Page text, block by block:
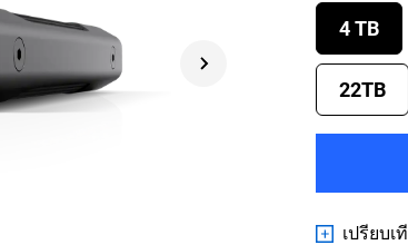
4 TB
22TB
เปรียบเ